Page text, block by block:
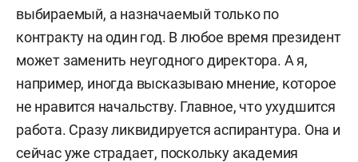
выбираемый, а назначаемый только по
контракту на один год. В любое время президент
может заменить неугодного директора. А я,
например, иногда высказываю мнение, которое
не нравится начальству. Главное, что ухудшится
работа. Сразу ликвидируется аспирантура. Она и
сейчас уже страдает, поскольку академия